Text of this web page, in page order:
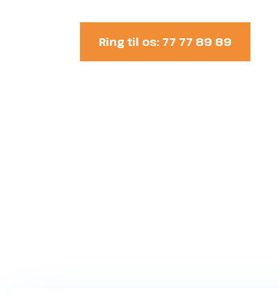
Ring til os: 77 77 89 89